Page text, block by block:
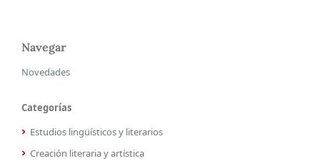
Navegar
Novedades
Categorías
Estudios lingüísticos y literarios
Creación literaria y artística